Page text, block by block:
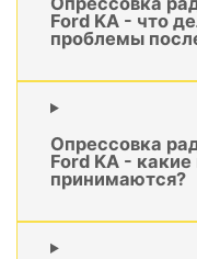
Ford KA - что
проблемы
Опрессовка
Ford KA -
принимаются?